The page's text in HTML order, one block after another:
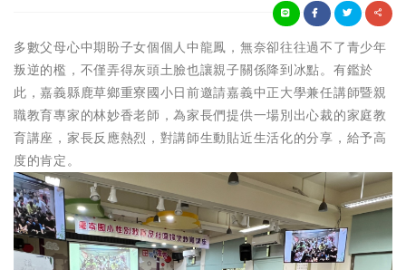
多數父母心中期盼子女個個人中龍鳳，無奈卻往往過不了青少年
叛逆的檻，不僅弄得灰頭土臉也讓親子關係降到冰點。有鑑於
此，嘉義縣鹿草鄉重寮國小日前邀請嘉義中正大學兼任講師暨親
職教育專家的林妙香老師，為家長們提供一場別出心裁的家庭教
育講座，家長反應熱烈，對講師生動貼近生活化的分享，給予高
度的肯定。